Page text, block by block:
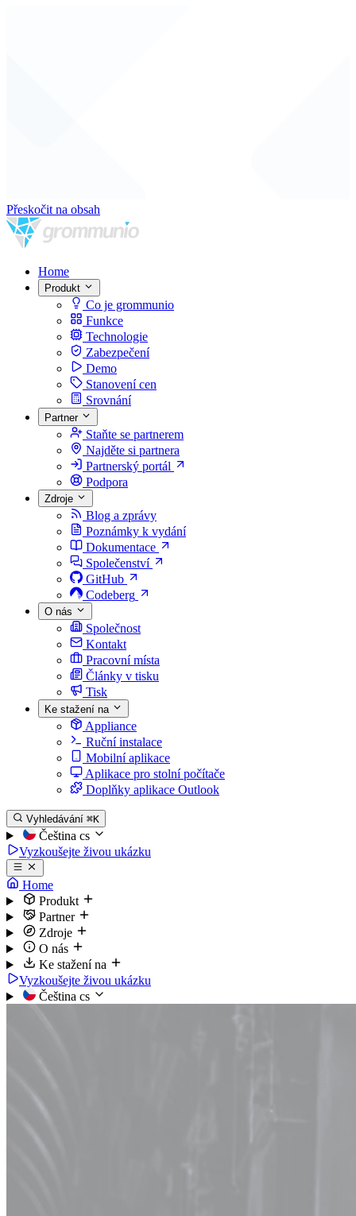
Přeskočit na obsah
Home
Produkt
Co je grommunio
Funkce
Technologie
Zabezpečení
Demo
Stanovení cen
Srovnání
Partner
Staňte se partnerem
Najděte si partnera
Partnerský portál
Podpora
Zdroje
Blog a zprávy
Poznámky k vydání
Dokumentace
Společenství
GitHub
Codeberg
O nás
Společnost
Kontakt
Pracovní místa
Články v tisku
Tisk
Ke stažení na
Appliance
Ruční instalace
Mobilní aplikace
Aplikace pro stolní počítače
Doplňky aplikace Outlook
Vyhledávání ⌘K
Čeština cs
Vyzkoušejte živou ukázku
Home
Produkt
Partner
Zdroje
O nás
Ke stažení na
Vyzkoušejte živou ukázku
Čeština cs